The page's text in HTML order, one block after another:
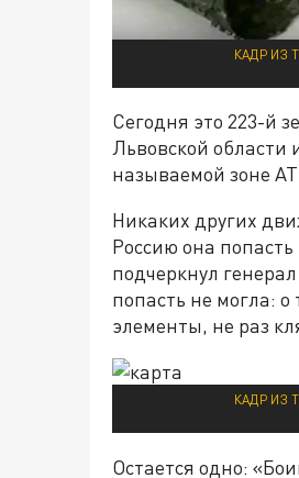
КАДР ИЗ
Сегодня это 223-й
Львовской
называемой зоне
Никаких других
Россию она
подчеркнул
попасть не могла:
элементы, не раз
КАДР ИЗ
Остается одно: